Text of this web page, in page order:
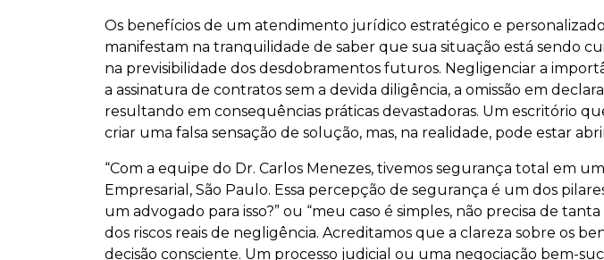
Os benefícios de um atendimento jurídico estratégico e
manifestam na tranquilidade de saber que sua situação está sendo
na previsibilidade dos desdobramentos futuros. Negligenciar a
a assinatura de contratos sem a devida diligência, a omissão em
resultando em consequências práticas devastadoras. Um escritório
criar uma falsa sensação de solução, mas, na realidade, pode estar
“Com a equipe do Dr. Carlos Menezes, tivemos segurança total em
Empresarial, São Paulo. Essa percepção de segurança é um dos
um advogado para isso?” ou “meu caso é simples, não precisa de
dos riscos reais de negligência. Acreditamos que a clareza sobre os
decisão consciente. Um processo judicial ou uma negociação bem-